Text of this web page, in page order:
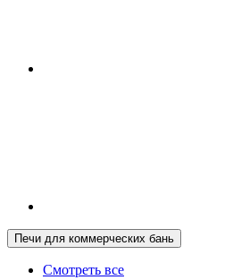
Печи для коммерческих бань
Смотреть все